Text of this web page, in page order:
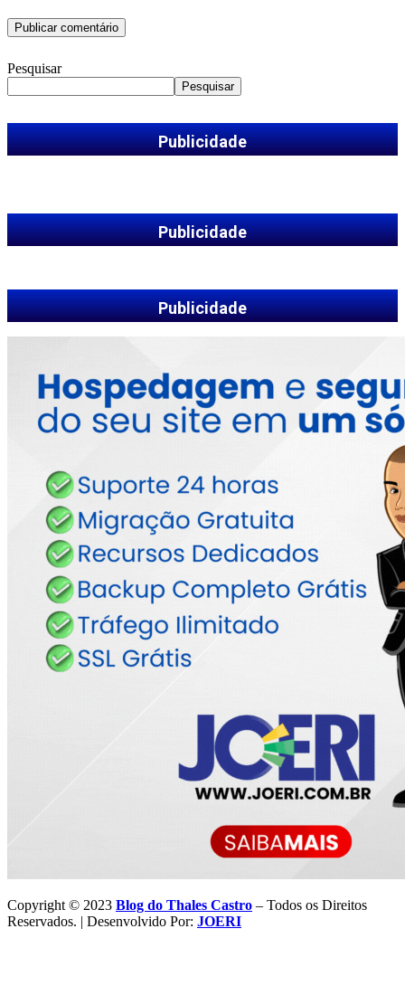
Pesquisar
Pesquisar
Publicidade
Publicidade
Publicidade
Copyright © 2023 Blog do Thales Castro – Todos os Direitos
Reservados. | Desenvolvido Por: JOERI